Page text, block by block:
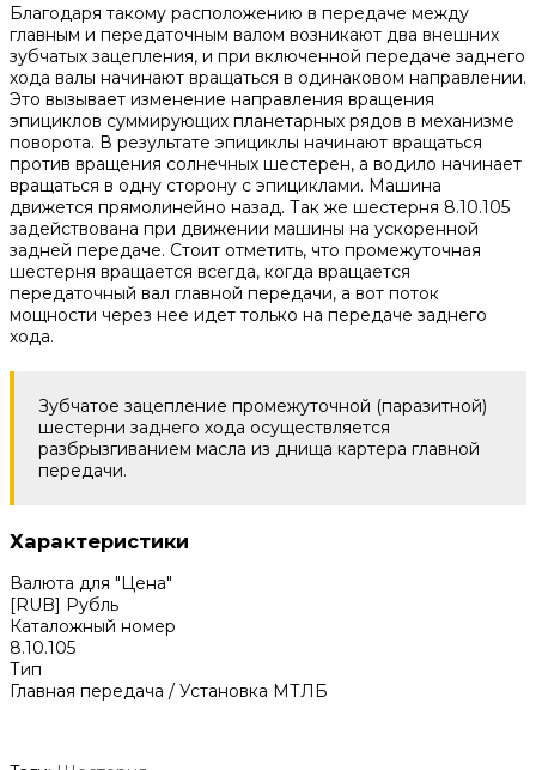
Благодаря такому расположению в передаче между
главным и передаточным валом возникают два внешних
зубчатых зацепления, и при включенной передаче заднего
хода валы начинают вращаться в одинаковом направлении.
Это вызывает изменение направления вращения
эпициклов суммирующих планетарных рядов в механизме
поворота. В результате эпициклы начинают вращаться
против вращения солнечных шестерен, а водило начинает
вращаться в одну сторону с эпициклами. Машина
движется прямолинейно назад. Так же шестерня 8.10.105
задействована при движении машины на ускоренной
задней передаче. Стоит отметить, что промежуточная
шестерня вращается всегда, когда вращается
передаточный вал главной передачи, а вот поток
мощности через нее идет только на передаче заднего
хода.
Зубчатое зацепление промежуточной (паразитной)
шестерни заднего хода осуществляется
разбрызгиванием масла из днища картера главной
передачи.
Характеристики
Валюта для "Цена"
[RUB] Рубль
Каталожный номер
8.10.105
Тип
Главная передача / Установка МТЛБ